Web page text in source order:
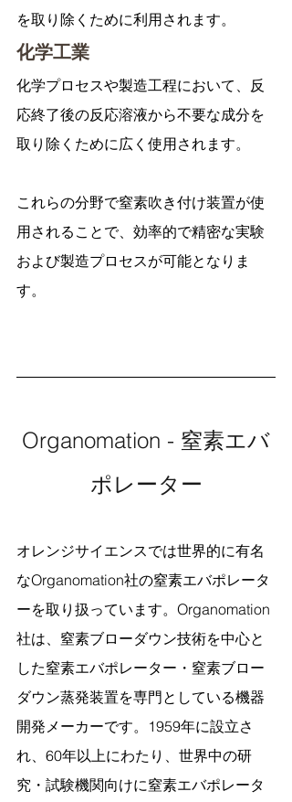
を取り除くために利用されます。
化学工業
化学プロセスや製造工程において、反
応終了後の反応溶液から不要な成分を
取り除くために広く使用されます。
これらの分野で窒素吹き付け装置が使
用されることで、効率的で精密な実験
および製造プロセスが可能となりま
す。
Organomation - 窒素エバ
ポレーター
オレンジサイエンスでは世界的に有名
なOrganomation社の窒素エバポレータ
ーを取り扱っています。Organomation
社は、窒素ブローダウン技術を中心と
した窒素エバポレーター・窒素ブロー
ダウン蒸発装置を専門としている機器
開発メーカーです。1959年に設立さ
れ、60年以上にわたり、世界中の研
究・試験機関向けに窒素エバポレータ